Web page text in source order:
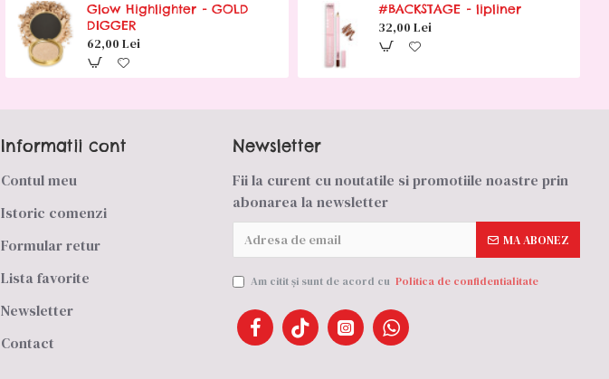
Glow Highlighter - GOLD
DIGGER
62,00 Lei
#BACKSTAGE - lipliner
32,00 Lei
Informatii cont
Contul meu
Istoric comenzi
Formular retur
Lista favorite
Newsletter
Contact
Newsletter
Fii la curent cu noutatile si promotiile noastre prin
abonarea la newsletter
MA ABONEZ
Am citit şi sunt de acord cu Politica de confidentialitate